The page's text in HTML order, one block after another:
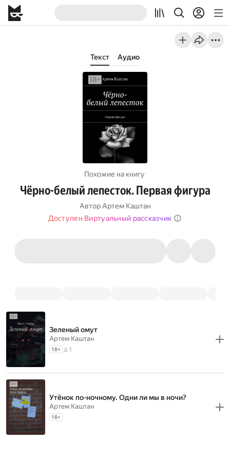
Текст Аудио
Похожие на книгу
Чёрно-белый лепесток. Первая фигура
Автор Артем Каштан
Доступен Виртуальный рассказчик
Зеленый омут
Артем Каштан
18+ 1
Утёнок по-ночному. Одни ли мы в ночи?
Артем Каштан
18+